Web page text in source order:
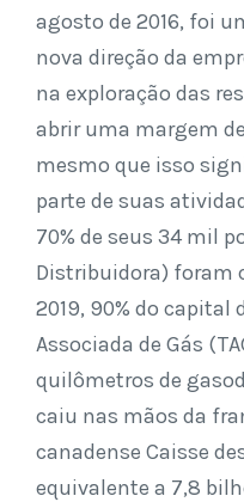
agosto de 2016, foi
nova direção da
na exploração das
abrir uma margem
mesmo que isso
parte de suas
70% de seus 34 mil
Distribuidora) foram
2019, 90% do capital
Associada de Gás
quilômetros de
caiu nas mãos da
canadense Caisse
equivalente a 7,8